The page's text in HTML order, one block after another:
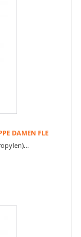
DAMEN FLE